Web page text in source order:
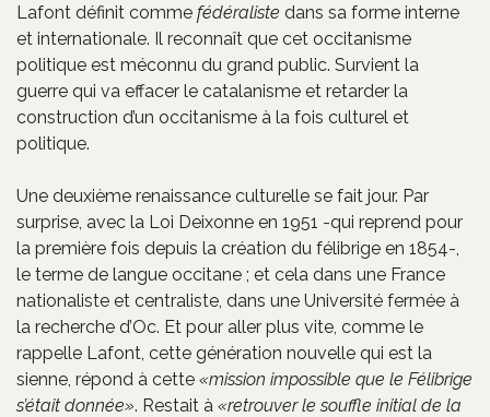
Lafont définit comme fédéraliste dans sa forme interne
et internationale. Il reconnaît que cet occitanisme
politique est méconnu du grand public. Survient la
guerre qui va effacer le catalanisme et retarder la
construction d’un occitanisme à la fois culturel et
politique.
Une deuxième renaissance culturelle se fait jour. Par
surprise, avec la Loi Deixonne en 1951 -qui reprend pour
la première fois depuis la création du félibrige en 1854-,
le terme de langue occitane ; et cela dans une France
nationaliste et centraliste, dans une Université fermée à
la recherche d’Oc. Et pour aller plus vite, comme le
rappelle Lafont, cette génération nouvelle qui est la
sienne, répond à cette
mission impossible que le Félibrige
s’était donnée . Restait à
retrouver le souffle initial de la